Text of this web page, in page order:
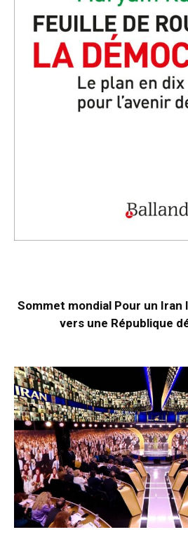
Sommet mondial Pour un Iran
vers une République